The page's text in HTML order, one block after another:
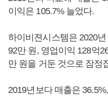
이익은 105.7% 늘었다.
하이비젼시스템은 2020
92만 원, 영업이익 128억
만 원을 거둔 것으로 잠정
2019년보다 매출은